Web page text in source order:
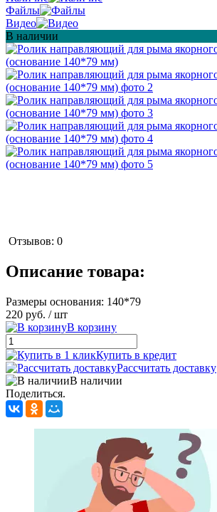
Файлы
Видео
В наличии
Отзывов: 0
Описание товара:
Размеры основания: 140*79
220 руб. / шт
В корзину
Купить в кредит
Рассчитать доставку
В наличии
Поделиться.